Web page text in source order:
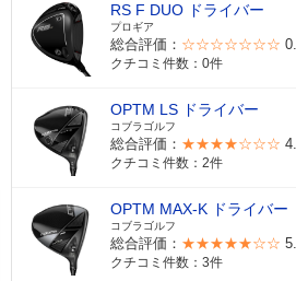
RS F DUO ドライバー
プロギア
総合評価： ☆☆☆☆☆☆☆
クチコミ件数：0件
OPTM LS ドライバー
コブラゴルフ
総合評価： ★★★★☆☆☆
クチコミ件数：2件
OPTM MAX-K ドライバー
コブラゴルフ
総合評価： ★★★★★☆☆
クチコミ件数：3件